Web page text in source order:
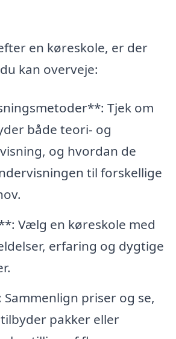
en køreskole, er der
kan overveje:
Tjek om
både teori- og
og hvordan de
til forskellige
Vælg en køreskole med
erfaring og dygtige
priser og se,
pakker eller